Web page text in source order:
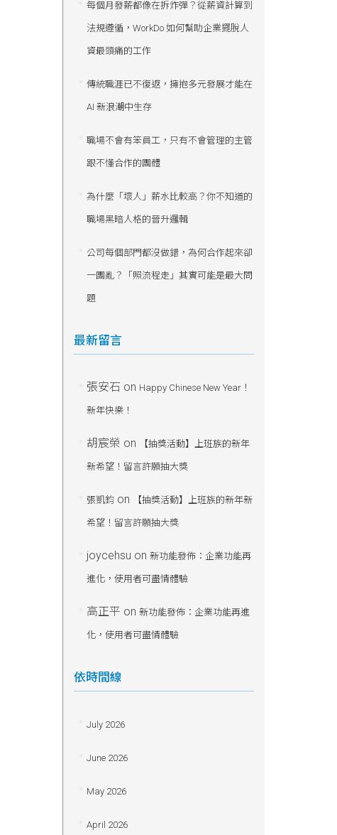
每個月發薪都像在拆炸彈？從薪資計算到
法規遵循，WorkDo 如何幫助企業擺脫人
資最頭痛的工作
傳統職涯已不復返，擁抱多元發展才能在
AI 新浪潮中生存
職場不會有笨員工，只有不會管理的主管
跟不懂合作的團體
為什麼「壞人」薪水比較高？你不知道的
職場黑暗人格的晉升邏輯
公司每個部門都沒做錯，為何合作起來卻
一團亂？「照流程走」其實可能是最大問
題
最新留言
張安石 on Happy Chinese New Year！
新年快樂！
胡宸榮 on 【抽獎活動】上班族的新年
新希望！留言許願抽大獎
張凱鈞on 【抽獎活動】上班族的新年新
希望！留言許願抽大獎
joycehsu on 新功能發佈：企業功能再
進化，使用者可盡情體驗
高正平 on 新功能發佈：企業功能再進
化，使用者可盡情體驗
依時間線
July 2026
June 2026
May 2026
April 2026